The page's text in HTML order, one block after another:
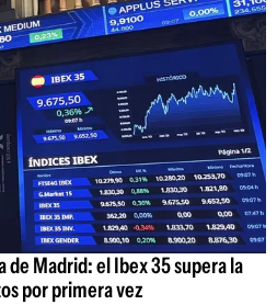
de Madrid: el Ibex 35 supera la
por primera vez